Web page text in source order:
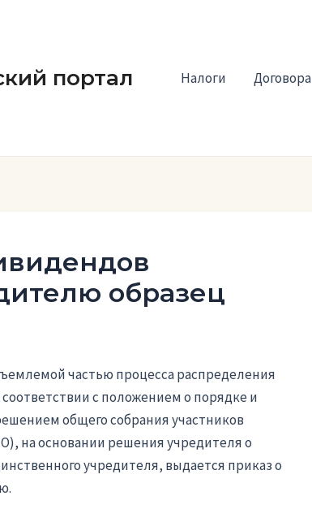
портал Налоги Договора
образец
частью процесса распределения
с положением о порядке и
общего собрания участников
на основании решения учредителя о
учредителя, выдается приказ о